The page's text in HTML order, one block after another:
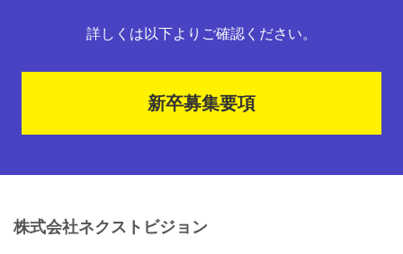
詳しくは以下よりご確認ください。
新卒募集要項
株式会社ネクストビジョン